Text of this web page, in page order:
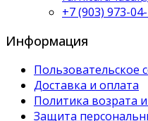
+7 (903) 973-
Информация
Пользовательское
Доставка и оплата
Политика возрата
Защита